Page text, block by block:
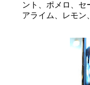
ント、ポメロ、セ
アライム
、レモ